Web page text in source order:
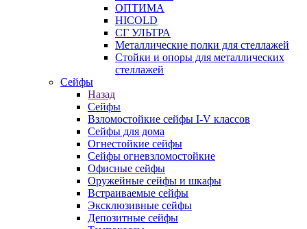
ОПТИМА
HICOLD
СГ УЛЬТРА
Металлические полки для стеллажей
Стойки и опоры для металлических
стеллажей
Сейфы
Назад
Сейфы
Взломостойкие сейфы I-V классов
Сейфы для дома
Огнестойкие сейфы
Сейфы огневзломостойкие
Офисные сейфы
Оружейные сейфы и шкафы
Встраиваемые сейфы
Эксклюзивные сейфы
Депозитные сейфы